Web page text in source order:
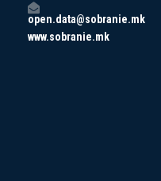
open.data@sobranie.mk
www.sobranie.mk